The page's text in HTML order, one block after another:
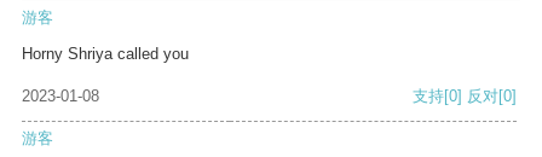
游客
Horny Shriya called you
2023-01-08 支持[0] 反对[0]
游客